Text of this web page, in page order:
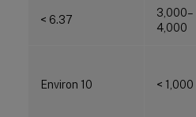
< 6.37
3,000–
4,000
Environ 10 < 1,000